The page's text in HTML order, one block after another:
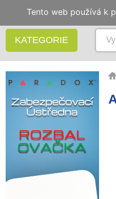
KATEGORIE
Tento web používá k